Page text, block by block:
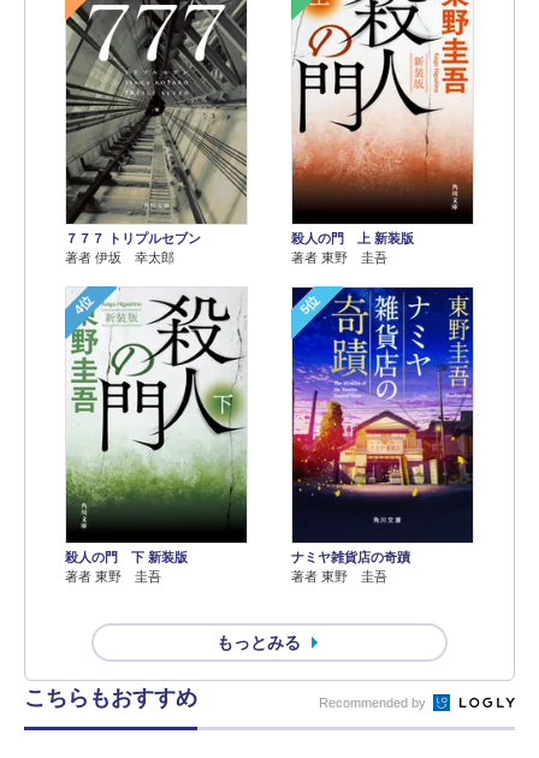
７７７ トリプルセブン
著者 伊坂 幸太郎
殺人の門 上 新装版
著者 東野 圭吾
4位
殺人の門 下 新装版
著者 東野 圭吾
5位
ナミヤ雑貨店の奇蹟
著者 東野 圭吾
もっとみる
こちらもおすすめ Recommended by